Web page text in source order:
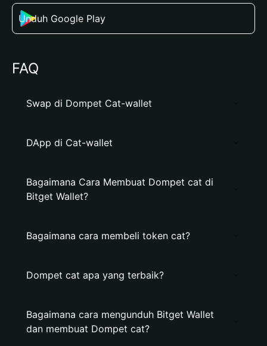
Unduh Google Play
FAQ
Swap di Dompet Cat-wallet
DApp di Cat-wallet
Bagaimana Cara Membuat Dompet cat di
Bitget Wallet?
Bagaimana cara membeli token cat?
Dompet cat apa yang terbaik?
Bagaimana cara mengunduh Bitget Wallet
dan membuat Dompet cat?